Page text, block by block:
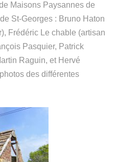
Maisons Paysannes de
St-Georges : Bruno Haton
Frédéric Le chable (artisan
Pasquier, Patrick
Raguin, et Hervé
des différentes